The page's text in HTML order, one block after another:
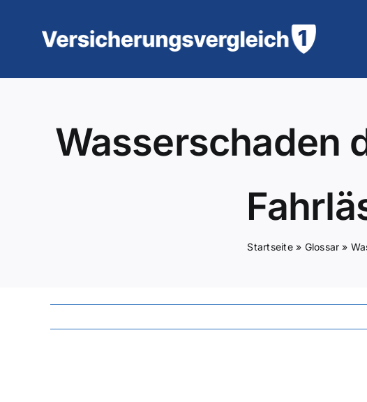
springen
Wasserschaden
Startseite» Glossar »